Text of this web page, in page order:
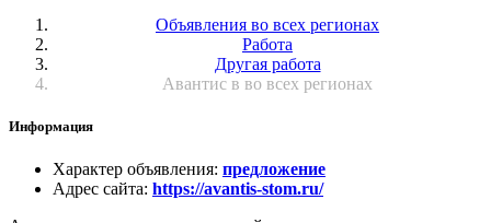
Объявления во всех регионах
Работа
Другая работа
Авантис в во всех регионах
Информация
Характер объявления: предложение
Адрес сайта: https://avantis-stom.ru/